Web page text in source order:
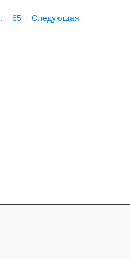
65 Следующая